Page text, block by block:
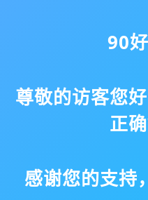
90
尊敬的访客您
正
感谢您的支持